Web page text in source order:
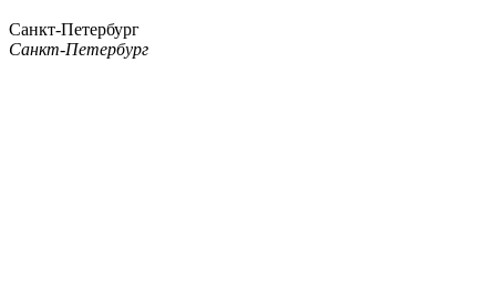
Санкт-Петербург
Санкт-Петербург